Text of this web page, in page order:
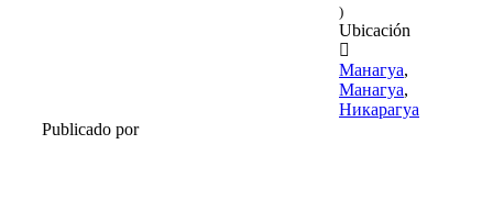
)
Ubicación
Манагуа,
Манагуа,
Никарагуа
Publicado por